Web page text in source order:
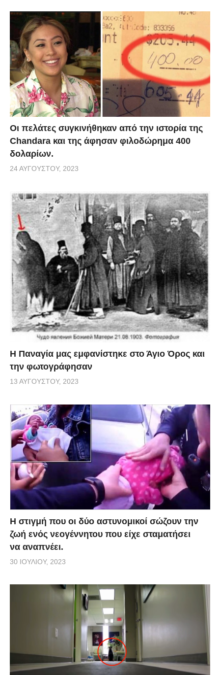
Οι πελάτες συγκινήθηκαν από την ιστορία της
Chandara και της άφησαν φιλοδώρημα 400
δολαρίων.
24 ΑΥΓΟΎΣΤΟΥ, 2023
Η Παναγία μας εμφανίστηκε στο Άγιο Όρος και
την φωτογράφησαν
13 ΑΥΓΟΎΣΤΟΥ, 2023
Η στιγμή που οι δύο αστυνομικοί σώζουν την
ζωή ενός νεογέννητου που είχε σταματήσει
να αναπνέει.
30 ΙΟΥΛΊΟΥ, 2023